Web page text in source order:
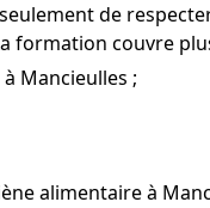
de
formation couvre
Mancieulles ;
alimentaire à